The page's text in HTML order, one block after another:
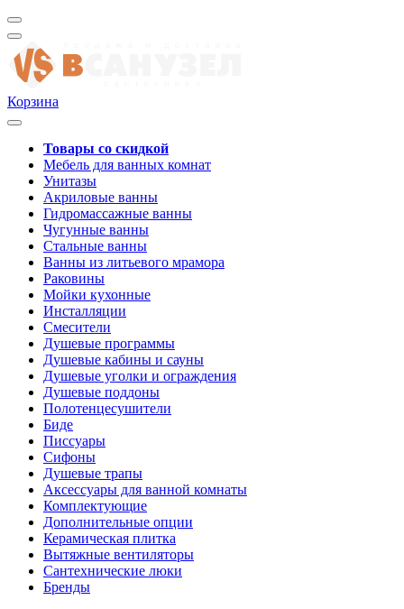
Корзина
Товары со скидкой
Мебель для ванных комнат
Унитазы
Акриловые ванны
Гидромассажные ванны
Чугунные ванны
Стальные ванны
Ванны из литьевого мрамора
Раковины
Мойки кухонные
Инсталляции
Смесители
Душевые программы
Душевые кабины и сауны
Душевые уголки и ограждения
Душевые поддоны
Полотенцесушители
Биде
Писсуары
Сифоны
Душевые трапы
Аксессуары для ванной комнаты
Комплектующие
Дополнительные опции
Керамическая плитка
Вытяжные вентиляторы
Сантехнические люки
Бренды